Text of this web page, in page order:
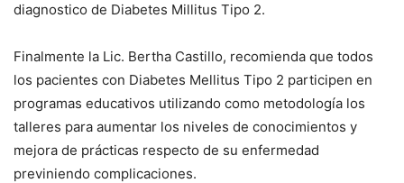
diagnostico de Diabetes Millitus Tipo 2.
Finalmente la Lic. Bertha Castillo, recomienda que todos
los pacientes con Diabetes Mellitus Tipo 2 participen en
programas educativos utilizando como metodología los
talleres para aumentar los niveles de conocimientos y
mejora de prácticas respecto de su enfermedad
previniendo complicaciones.